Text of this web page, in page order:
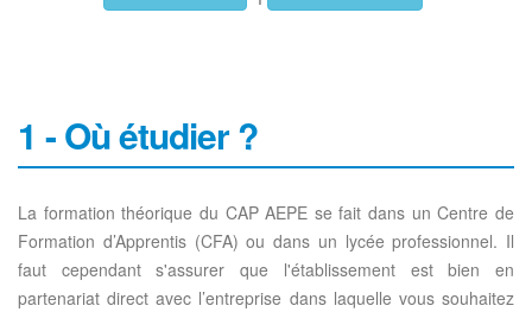
1 - Où étudier ?
La formation théorique du CAP AEPE se fait dans un Centre de
Formation d’Apprentis (CFA) ou dans un lycée professionnel. Il
faut cependant s'assurer que l'établissement est bien en
partenariat direct avec l’entreprise dans laquelle vous souhaitez